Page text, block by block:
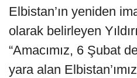
Elbistan’ın yeniden
olarak belirleyen
“Amacımız, 6 Şubat
yara alan